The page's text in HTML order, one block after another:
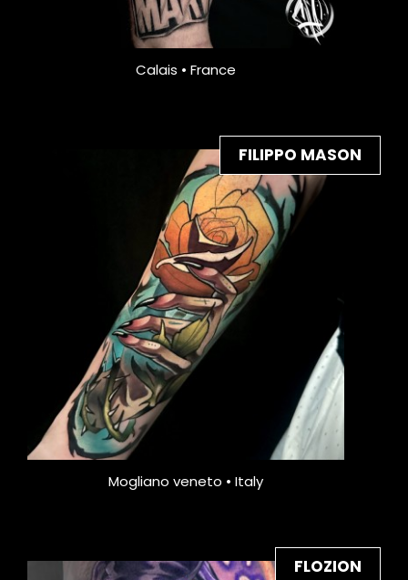
Calais • France
FILIPPO MASON
Mogliano veneto • Italy
FLOZION